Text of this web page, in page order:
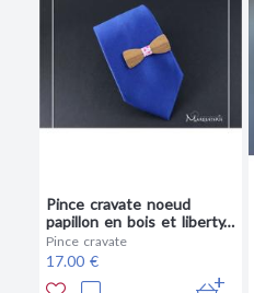
Pince cravate noeud
papillon en bois et liberty
rose phoebe
Pince cravate
17.00 €